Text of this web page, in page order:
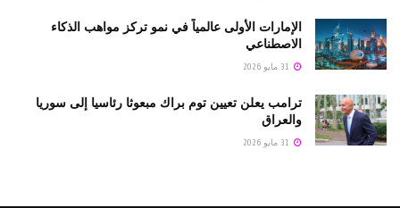
الإمارات الأولى عالمياً في نمو تركز مواهب الذكاء
الاصطناعي
ترامب يعلن تعيين توم براك مبعوثا رئاسيا إلى سوريا
والعراق